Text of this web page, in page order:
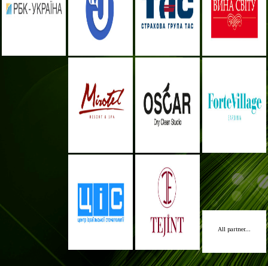
All partner...